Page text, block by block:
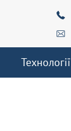
Технології